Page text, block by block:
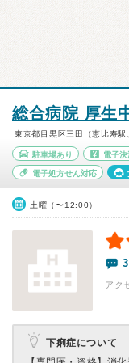
総合病院 厚生
東京都目黒区三田（恵比寿駅
駐車場あり 電子決
電子処方せん対応
土曜（〜12:00）
アク
下痢症について